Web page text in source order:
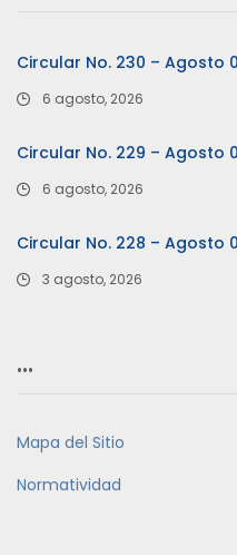
Circular No. 230 – Agosto
6 agosto, 2026
Circular No. 229 – Agosto
6 agosto, 2026
Circular No. 228 – Agosto
3 agosto, 2026
…
Mapa del Sitio
Normatividad